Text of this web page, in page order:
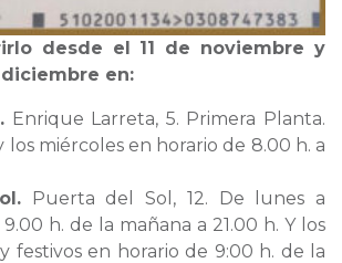
desde el 11 de noviembre y
en:
Enrique Larreta, 5. Primera Planta.
los miércoles en horario de 8.00 h. a
Puerta del Sol, 12. De lunes a
h. de la mañana a 21.00 h. Y los
festivos en horario de 9:00 h. de la